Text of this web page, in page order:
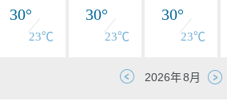
30°
23℃
30°
23℃
30°
23℃